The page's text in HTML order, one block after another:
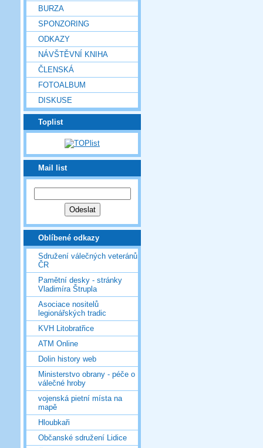
BURZA
SPONZORING
ODKAZY
NÁVŠTĚVNÍ KNIHA
ČLENSKÁ
FOTOALBUM
DISKUSE
Toplist
Mail list
Oblíbené odkazy
Sdružení válečných veteránů
ČR
Pamětní desky - stránky
Vladimíra Štrupla
Asociace nositelů
legionářských tradic
KVH Litobratřice
ATM Online
Dolin history web
Ministerstvo obrany - péče o
válečné hroby
vojenská pietní místa na
mapě
Hloubkaři
Občanské sdružení Lidice